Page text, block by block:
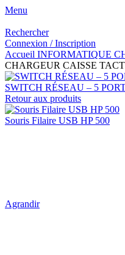
Menu
Rechercher
Connexion / Inscription
Accueil INFORMATIQUE
CHARGEUR CAISSE
SWITCH RÉSEAU – 5
Retour aux produits
Souris Filaire USB HP 500
Agrandir